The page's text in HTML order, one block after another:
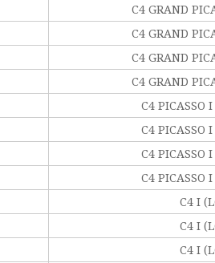
C4 GRAND
C4 GRAND
C4 GRAND
C4 GRAND
C4 PICASSO
C4 PICASSO
C4 PICASSO
C4 PICASSO
C4 I
C4 I
C4 I